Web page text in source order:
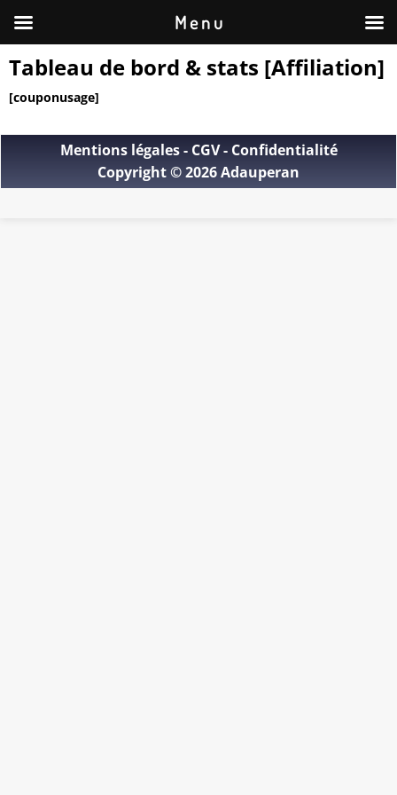
Tableau de bord & stats [Affiliation]
[couponusage]
Mentions légales- CGV- Confidentialité
Copyright © 2026 Adauperan
M e n u